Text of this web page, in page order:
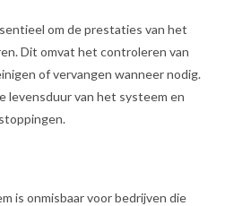
om de prestaties van het
Dit omvat het controleren van
of vervangen wanneer nodig.
levensduur van het systeem en
is onmisbaar voor bedrijven die